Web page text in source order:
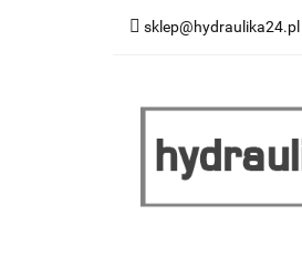
sklep@hydraulika24.pl